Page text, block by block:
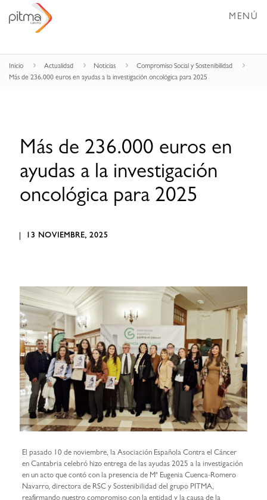
MENÚ
Inicio Actualidad Noticias
Compromiso Social y Sostenibilidad
Más de 236.000 euros en ayudas a la investigación oncológica para 2025
Más de 236.000 euros en
ayudas a la investigación
oncológica para 2025
13 NOVIEMBRE, 2025
El pasado 10 de noviembre, la Asociación Española Contra el Cáncer
en Cantabria celebró hizo entrega de las ayudas 2025 a la investigación
en un acto que contó con la presencia de Mª Eugenia Cuenca-Romero
Navarro, directora de RSC y Sostenibilidad del grupo PITMA,